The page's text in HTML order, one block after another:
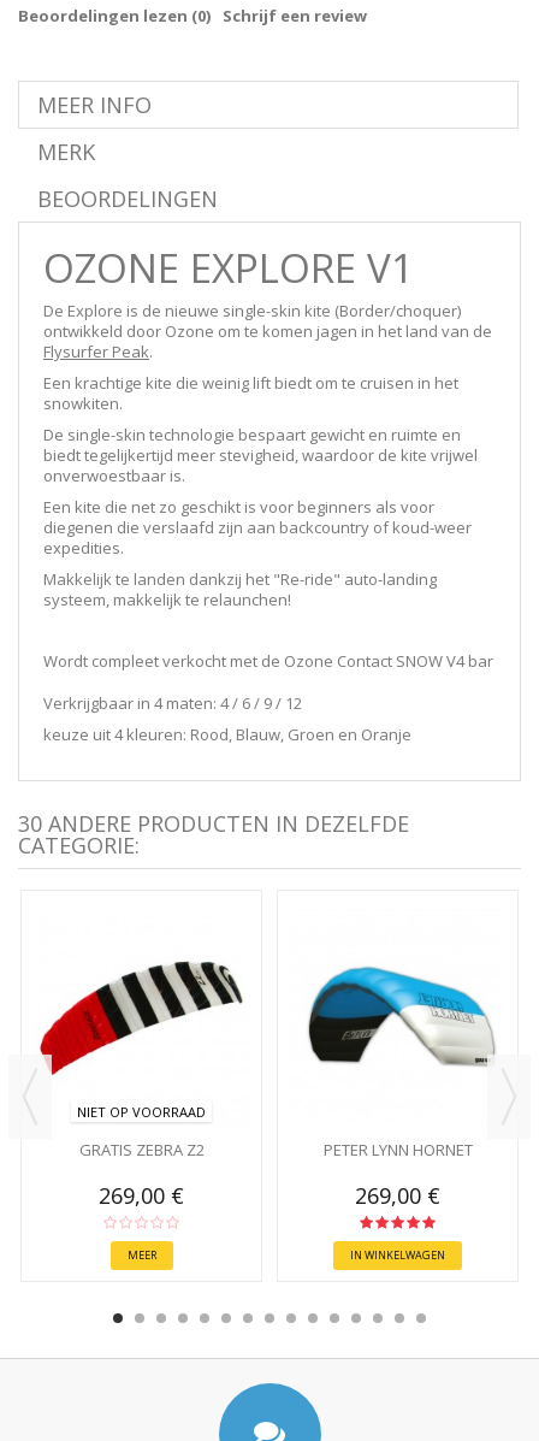
Beoordelingen lezen (0) Schrijf een review
MEER INFO
MERK
BEOORDELINGEN
OZONE EXPLORE V1
De Explore is de nieuwe single-skin kite (Border/choquer)
ontwikkeld door Ozone om te komen jagen in het land van de
Flysurfer Peak.
Een krachtige kite die weinig lift biedt om te cruisen in het
snowkiten.
De single-skin technologie bespaart gewicht en ruimte en
biedt tegelijkertijd meer stevigheid, waardoor de kite vrijwel
onverwoestbaar is.
Een kite die net zo geschikt is voor beginners als voor
diegenen die verslaafd zijn aan backcountry of koud-weer
expedities.
Makkelijk te landen dankzij het "Re-ride" auto-landing
systeem, makkelijk te relaunchen!
Wordt compleet verkocht met de Ozone Contact SNOW V4 bar
Verkrijgbaar in 4 maten: 4 / 6 / 9 / 12
keuze uit 4 kleuren: Rood, Blauw, Groen en Oranje
30 ANDERE PRODUCTEN IN DEZELFDE
CATEGORIE:
NIET OP VOORRAAD
GRATIS ZEBRA Z2
269,00 €
MEER
PETER LYNN HORNET
269,00 €
IN WINKELWAGEN